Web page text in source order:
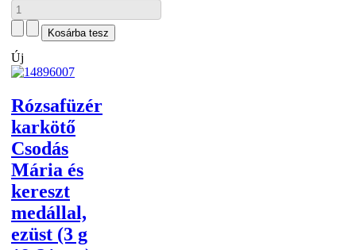
Új
Rózsafüzér
karkötő
Csodás
Mária és
kereszt
medállal,
ezüst (3 g